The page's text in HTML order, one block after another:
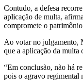
Contudo, a defesa
aplicação de multa,
compromete o
Ao votar no julgamento,
que a aplicação da multa
“Em conclusão, não há
pois o agravo regimental